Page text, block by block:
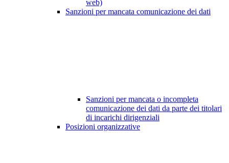
web)
Sanzioni per mancata comunicazione dei dati
Sanzioni per mancata o incompleta
comunicazione dei dati da parte dei titolari
di incarichi dirigenziali
Posizioni organizzative